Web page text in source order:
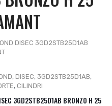
, DISEC, 3GD2STB25D1AB,
, CILINDRI
3GD2STB25D1AB BRONZO H 25